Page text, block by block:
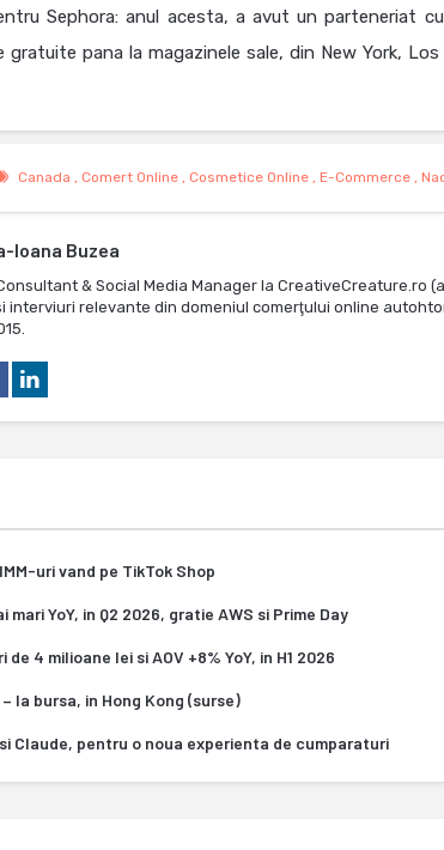
Sephora: anul acesta, a avut un parteneriat
pana la magazinele sale, din New York,
Canada , Comert Online, Cosmetice Online, E-Commerce,
Ioana Buzea
& Social Media Manager la CreativeCreature.ro
interviuri relevante din domeniul comerţului online
uri vand pe TikTok Shop
YoY, in Q2 2026, gratie AWS si Prime Day
4 milioane lei si AOV +8% YoY, in H1 2026
la bursa, in Hong Kong (surse)
Claude, pentru o noua experienta de cumparaturi